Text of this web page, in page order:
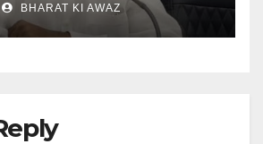
BHARAT KI AWAZ